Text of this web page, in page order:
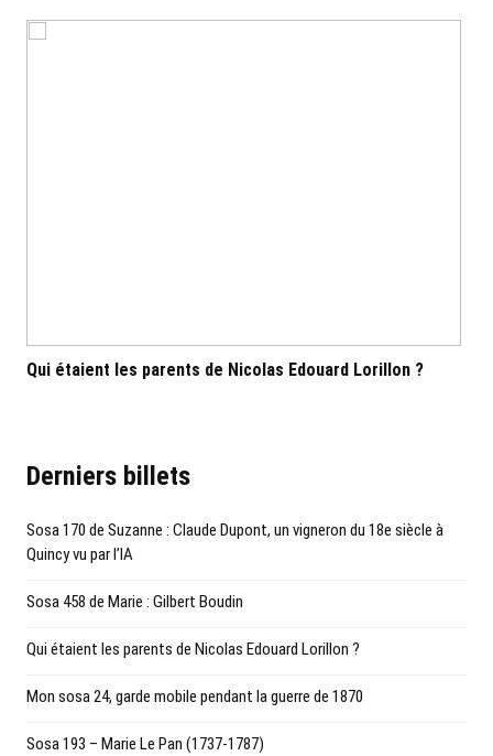
Qui étaient les parents de Nicolas Edouard Lorillon ?
Derniers billets
Sosa 170 de Suzanne : Claude Dupont, un vigneron du 18e siècle à
Quincy vu par l’IA
Sosa 458 de Marie : Gilbert Boudin
Qui étaient les parents de Nicolas Edouard Lorillon ?
Mon sosa 24, garde mobile pendant la guerre de 1870
Sosa 193 – Marie Le Pan (1737-1787)